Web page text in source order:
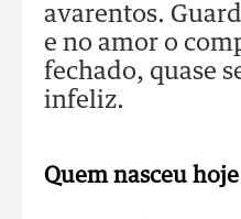
avarentos.
e no amor o
fechado, quase
infeliz.
Quem nasceu hoje